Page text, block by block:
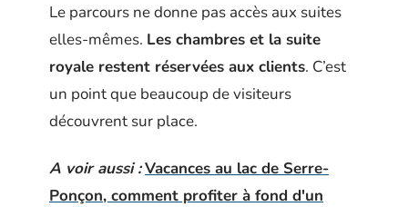
Le parcours ne donne pas accès aux suites
elles-mêmes. Les chambres et la suite
royale restent réservées aux clients. C’est
un point que beaucoup de visiteurs
découvrent sur place.
A voir aussi :Vacances au lac de Serre-
Ponçon, comment profiter à fond d'un